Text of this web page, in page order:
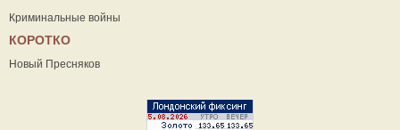
Криминальные войны
КОРОТКО
Новый Пресняков